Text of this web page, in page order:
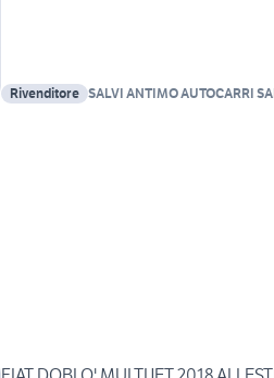
Rivenditore SALVI ANTIMO AUTOCARRI